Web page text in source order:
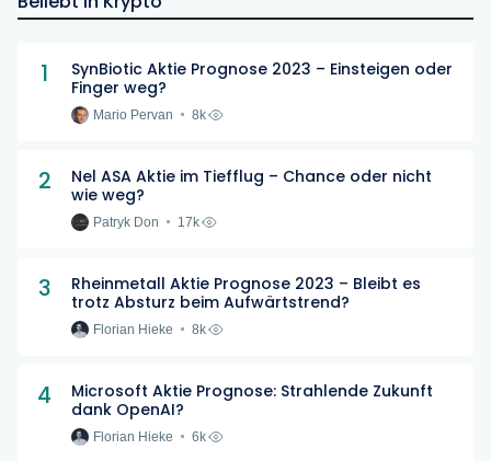
1
SynBiotic Aktie Prognose 2023 – Einsteigen oder
Finger weg?
Mario Pervan 8k
2
Nel ASA Aktie im Tiefflug – Chance oder nicht
wie weg?
Patryk Don 17k
3
Rheinmetall Aktie Prognose 2023 – Bleibt es
trotz Absturz beim Aufwärtstrend?
Florian Hieke 8k
4
Microsoft Aktie Prognose: Strahlende Zukunft
dank OpenAI?
Florian Hieke 6k